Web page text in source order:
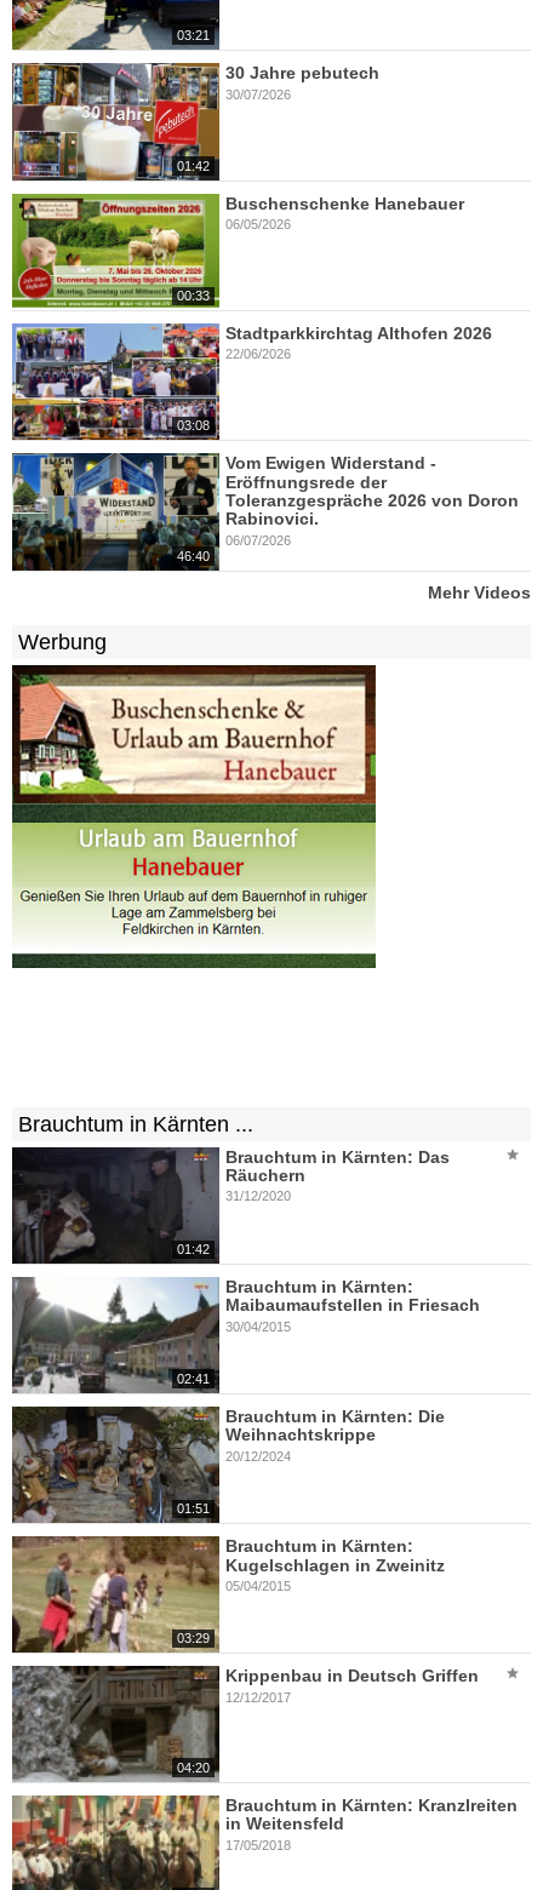
03:21
01:42
30 Jahre pebutech
30/07/2026
00:33
Buschenschenke Hanebauer
06/05/2026
03:08
Stadtparkkirchtag Althofen 2026
22/06/2026
46:40
Vom Ewigen Widerstand -
Eröffnungsrede der
Toleranzgespräche 2026 von Doron
Rabinovici.
06/07/2026
Mehr Videos
Werbung
Brauchtum in Kärnten ...
01:42
Brauchtum in Kärnten: Das
Räuchern
31/12/2020
02:41
Brauchtum in Kärnten:
Maibaumaufstellen in Friesach
30/04/2015
01:51
Brauchtum in Kärnten: Die
Weihnachtskrippe
20/12/2024
03:29
Brauchtum in Kärnten:
Kugelschlagen in Zweinitz
05/04/2015
04:20
Krippenbau in Deutsch Griffen
12/12/2017
Brauchtum in Kärnten: Kranzlreiten
in Weitensfeld
17/05/2018